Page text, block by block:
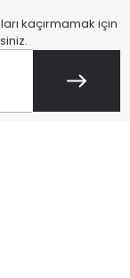
kaçırmamak için